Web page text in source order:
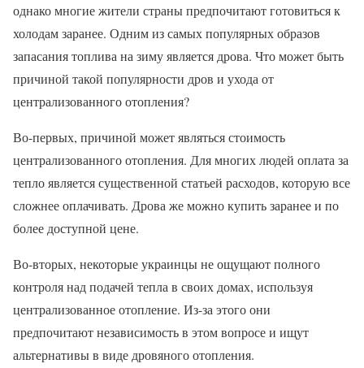
однако многие жители страны предпочитают готовиться к
холодам заранее. Одним из самых популярных образов
запасания топлива на зиму является дрова. Что может быть
причиной такой популярности дров и ухода от
централизованного отопления?
Во-первых, причиной может являться стоимость
централизованного отопления. Для многих людей оплата за
тепло является существенной статьей расходов, которую все
сложнее оплачивать. Дрова же можно купить заранее и по
более доступной цене.
Во-вторых, некоторые украинцы не ощущают полного
контроля над подачей тепла в своих домах, используя
централизованное отопление. Из-за этого они
предпочитают независимость в этом вопросе и ищут
альтернативы в виде дровяного отопления.